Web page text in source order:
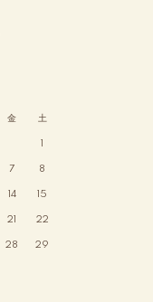
金 土
1
7 8
14 15
21 22
28 29